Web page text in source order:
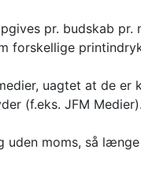
pr. budskab pr.
forskellige
uagtet at de er
(f.eks. JFM
uden moms, så